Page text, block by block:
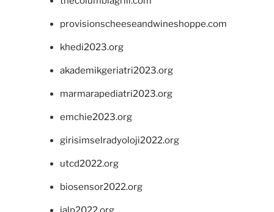
provisionscheeseandwineshoppe.com
khedi2023.org
akademikgeriatri2023.org
marmarapediatri2023.org
emchie2023.org
girisimselradyoloji2022.org
utcd2022.org
biosensor2022.org